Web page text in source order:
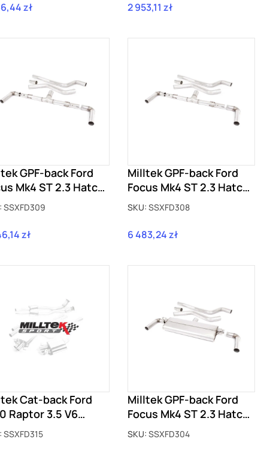
zł Cena
2 953,11 zł
GPF-back Ford
Mk4 ST 2.3 Hatch
SSXFD309
SSXFD309
zł
Milltek GPF-back Ford
Focus Mk4 ST 2.3 Hatch
z GPF SSXFD308
SKU: SSXFD308
Cena
6 483,24 zł
Cat-back Ford
Raptor 3.5 V6
Supercab
SSXFD315
Milltek GPF-back Ford
Focus Mk4 ST 2.3 Hatch
z GPF SSXFD304
SKU: SSXFD304